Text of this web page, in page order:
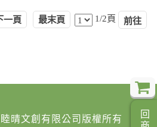
一頁 最末頁 1/2頁
晴文創有限公司版權所有